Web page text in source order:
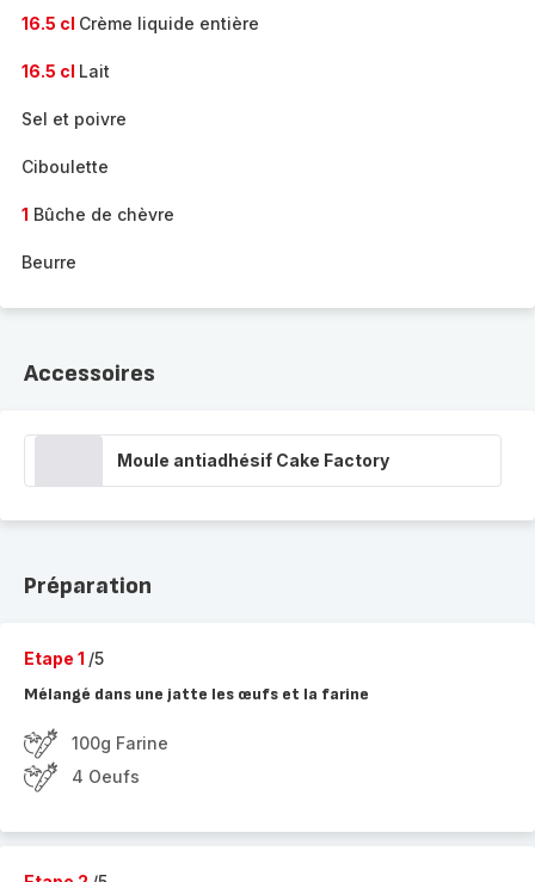
16.5 cl Crème liquide entière
16.5 cl Lait
Sel et poivre
Ciboulette
1 Bûche de chèvre
Beurre
Accessoires
Moule antiadhésif Cake Factory
Préparation
Etape 1 /5
Mélangé dans une jatte les œufs et la farine
100g Farine
4 Oeufs